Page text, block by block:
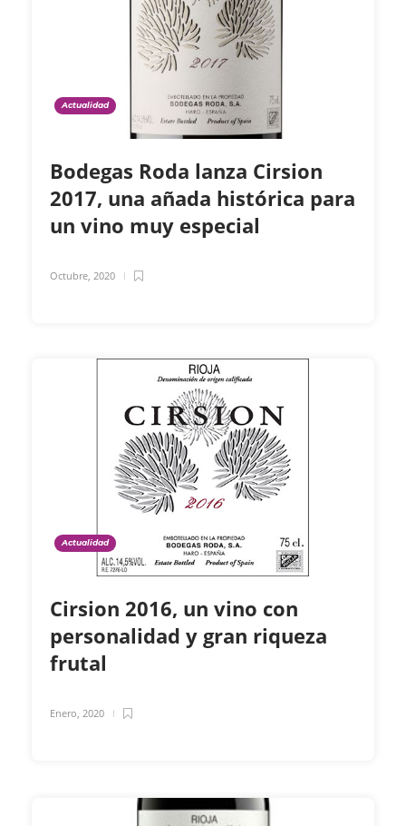
Actualidad
Bodegas Roda lanza Cirsion
2017, una añada histórica para
un vino muy especial
Octubre, 2020
Actualidad
Cirsion 2016, un vino con
personalidad y gran riqueza
frutal
Enero, 2020